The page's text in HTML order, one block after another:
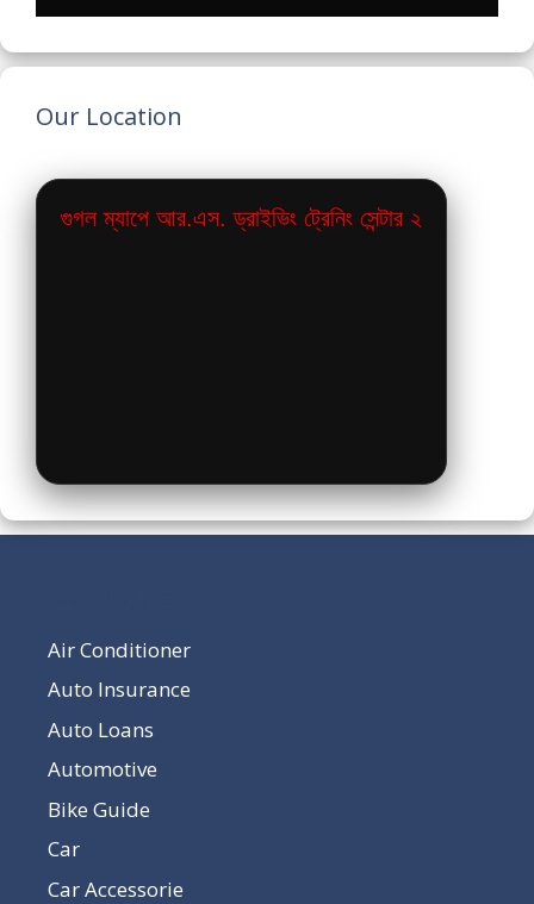
Our Location
গুগল ম্যাপে আর.এস. ড্রাইভিং ট্রেনিং সেন্টার ২
Air Conditioner
Auto Insurance
Auto Loans
Automotive
Bike Guide
Car
Car Accessorie